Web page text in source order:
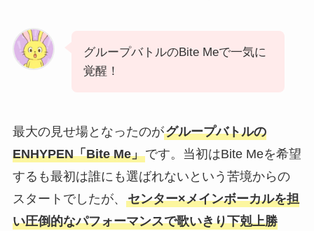
グループバトルのBite Meで一気に
覚醒！
最大の見せ場となったのがグループバトルの
ENHYPEN「Bite Me」です。当初はBite Meを希望
するも最初は誰にも選ばれないという苦境からの
スタートでしたが、 センター×メインボーカルを担
い圧倒的なパフォーマンスで歌いきり下剋上勝